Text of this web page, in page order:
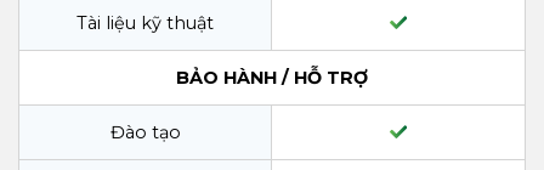
Tài liệu kỹ thuật
BẢO HÀNH / HỖ TRỢ
Đào tạo